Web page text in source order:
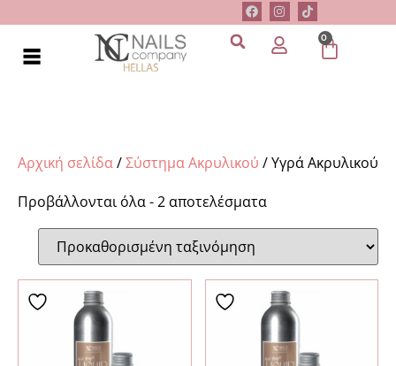
0
Αρχική σελίδα/Σύστημα Ακρυλικού / Υγρά Ακρυλικού
Προβάλλονται όλα - 2 αποτελέσματα